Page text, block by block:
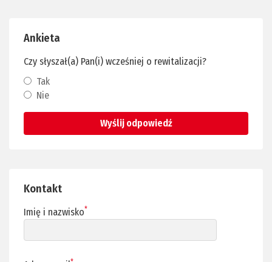
Ankieta
Czy słyszał(a) Pan(i) wcześniej o rewitalizacji?
Tak
Nie
Wyślij odpowiedź
Kontakt
Imię i nazwisko*